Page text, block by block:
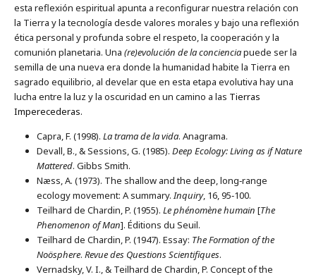
esta reflexión espiritual apunta a reconfigurar nuestra relación con
la Tierra y la tecnología desde valores morales y bajo una reflexión
ética personal y profunda sobre el respeto, la cooperación y la
comunión planetaria. Una (re)evolución de la concienciapuede ser la
semilla de una nueva era donde la humanidad habite la Tierra en
sagrado equilibrio, al develar que en esta etapa evolutiva hay una
lucha entre la luz y la oscuridad en un camino a las Tierras
Imperecederas.
Capra, F. (1998). La trama de la vida. Anagrama.
Devall, B., & Sessions, G. (1985). Deep Ecology: Living as if Nature
Mattered. Gibbs Smith.
Næss, A. (1973). The shallow and the deep, long‑range
ecology movement: A summary.Inquiry, 16, 95‑100.
Teilhard de Chardin, P. (1955). Le phénomène humain [The
Phenomenon of Man]. Éditions du Seuil.
Teilhard de Chardin, P. (1947). Essay: The Formation of the
Noösphere. Revue des Questions Scientifiques.
Vernadsky, V. I., & Teilhard de Chardin, P. Concept of the